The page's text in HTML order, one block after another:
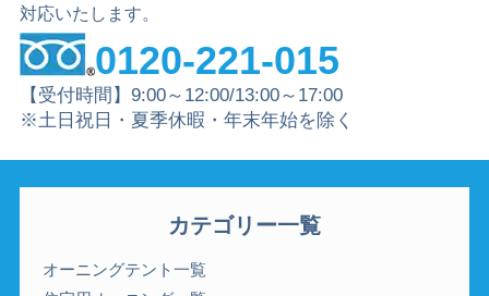
対応いたします。
0120-221-015
【受付時間】9:00～12:00/13:00～17:00
※土日祝日・夏季休暇・年末年始を除く
カテゴリー一覧
オーニングテント一覧